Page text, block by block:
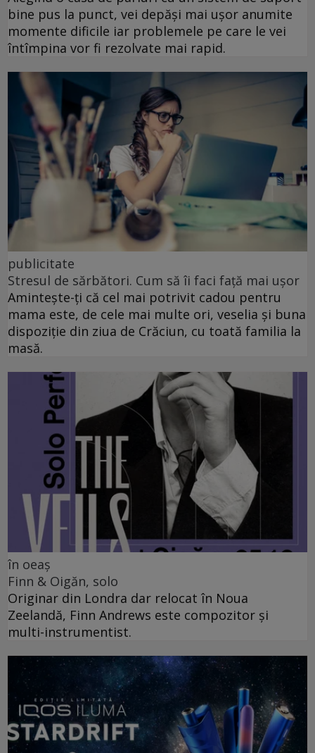
bine pus la punct, vei depăși mai ușor anumite
momente dificile iar problemele pe care le vei
întîmpina vor fi rezolvate mai rapid.
publicitate
Stresul de sărbători. Cum să îi faci față mai ușor
Amintește-ți că cel mai potrivit cadou pentru
mama este, de cele mai multe ori, veselia și buna
dispoziție din ziua de Crăciun, cu toată familia la
masă.
în oeaș
Finn & Oigăn, solo
Originar din Londra dar relocat în Noua
Zeelandă, Finn Andrews este compozitor și
multi-instrumentist.